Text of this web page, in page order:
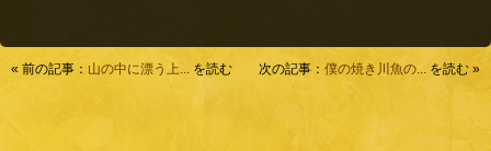
« 前の記事： 山の中に漂う上... を読む 次の記事： 僕の焼き川魚の... を読む »